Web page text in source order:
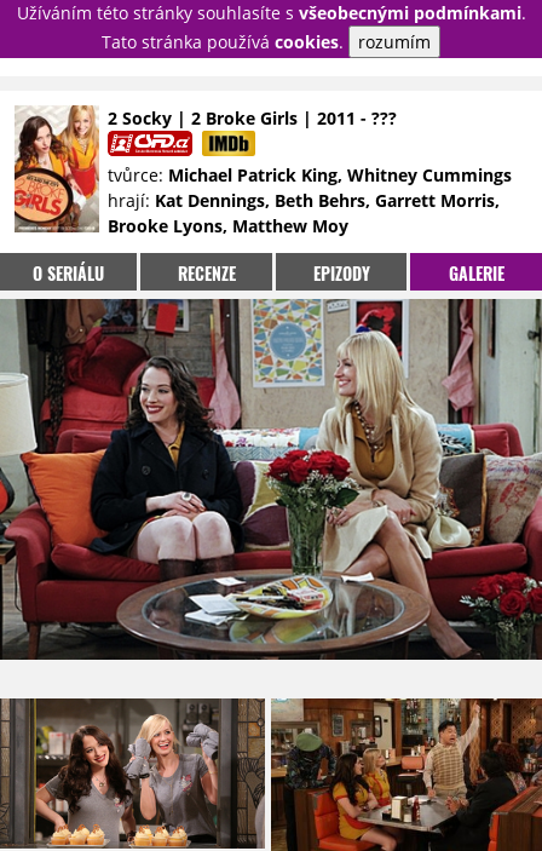
Užíváním této stránky souhlasíte s všeobecnými podmínkami.
Tato stránka používá cookies. rozumím
PŘIHLÁSIT
NOVINKY
TÉMATA
RECENZE
EPIZODY
KULT
TRAILERY
GALERIE
DISKUZE
STATISTIKY
TIRÁŽ
2 Socky | 2 Broke Girls | 2011 - ???
tvůrce: Michael Patrick King, Whitney Cummings
hrají: Kat Dennings, Beth Behrs, Garrett Morris,
Brooke Lyons, Matthew Moy
O SERIÁLU RECENZE EPIZODY GALERIE